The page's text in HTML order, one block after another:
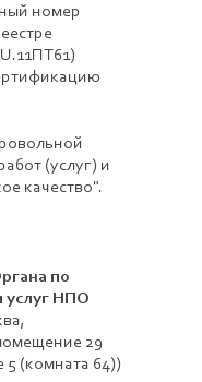
номер
(услуг) и
качество".
по
услуг НПО
29
(комната 64))